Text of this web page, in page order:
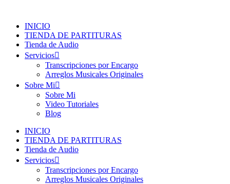
contenidoINICIO
TIENDA DE PARTITURAS
Tienda de Audio
Servicios
Transcripciones por Encargo
Arreglos Musicales Originales
Sobre Mi
Sobre Mi
Video Tutoriales
Blog
INICIO
TIENDA DE PARTITURAS
Tienda de Audio
Servicios
Transcripciones por Encargo
Arreglos Musicales Originales